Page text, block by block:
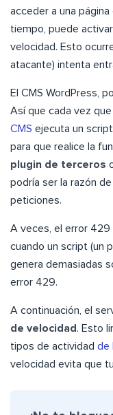
acceder a una
tiempo, puede
velocidad. Esto
atacante) intenta
El CMS WordPress,
Así que cada vez
CMS ejecuta un
para que realice la
plugin de terceros
podría ser la razón
peticiones.
A veces, el error 429
cuando un script (un
genera demasiadas
error 429.
A continuación, el
de velocidad . Esto
tipos de actividad de
velocidad evita que